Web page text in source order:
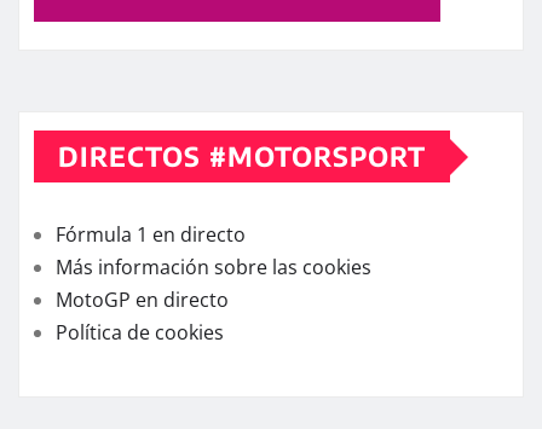
DIRECTOS #MOTORSPORT
Fórmula 1 en directo
Más información sobre las cookies
MotoGP en directo
Política de cookies